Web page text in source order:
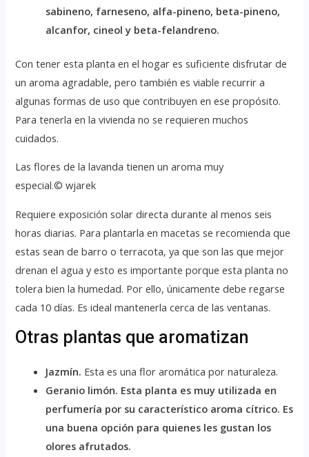
sabineno, farneseno, alfa-pineno, beta-pineno,
alcanfor, cineol y beta-felandreno.
Con tener esta planta en el hogar es suficiente disfrutar de
un aroma agradable, pero también es viable recurrir a
algunas formas de uso que contribuyen en ese propósito.
Para tenerla en la vivienda no se requieren muchos
cuidados.
Las flores de la lavanda tienen un aroma muy
especial.© wjarek
Requiere exposición solar directa durante al menos seis
horas diarias. Para plantarla en macetas se recomienda que
estas sean de barro o terracota, ya que son las que mejor
drenan el agua y esto es importante porque esta planta no
tolera bien la humedad. Por ello, únicamente debe regarse
cada 10 días. Es ideal mantenerla cerca de las ventanas.
Otras plantas que aromatizan
Jazmín. Esta es una flor aromática por naturaleza.
Geranio limón. Esta planta es muy utilizada en
perfumería por su característico aroma cítrico. Es
una buena opción para quienes les gustan los
olores afrutados.